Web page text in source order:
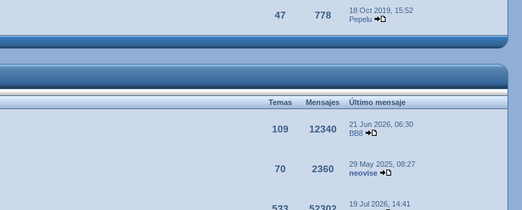
47 778
18 Oct 2019, 15:52
Pepelu
TemasMensajesÚltimo mensaje
109 12340
21 Jun 2026, 06:30
BB8
70 2360
29 May 2025, 08:27
neovise
19 Jul 2026, 14:41